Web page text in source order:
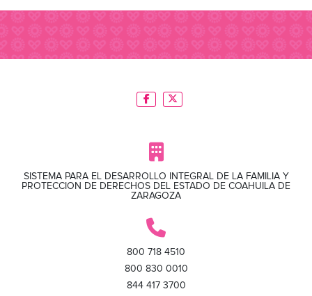
SISTEMA PARA EL DESARROLLO INTEGRAL DE LA FAMILIA Y
PROTECCION DE DERECHOS DEL ESTADO DE COAHUILA DE
ZARAGOZA
800 718 4510
800 830 0010
844 417 3700